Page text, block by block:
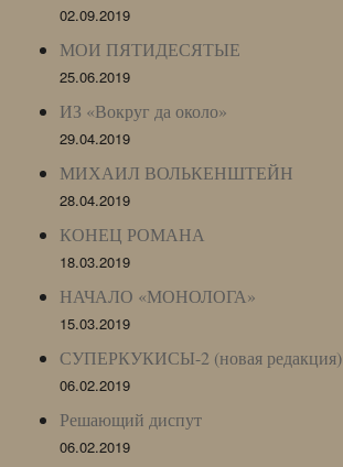
02.09.2019
МОИ ПЯТИДЕСЯТЫЕ
25.06.2019
ИЗ «Вокруг да около»
29.04.2019
МИХАИЛ ВОЛЬКЕНШТЕЙН
28.04.2019
КОНЕЦ РОМАНА
18.03.2019
НАЧАЛО «МОНОЛОГА»
15.03.2019
СУПЕРКУКИСЫ-2 (новая редакция)
06.02.2019
Решающий диспут
06.02.2019